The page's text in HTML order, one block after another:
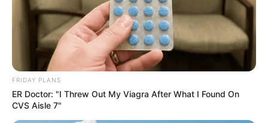
FRIDAY PLANS
ER Doctor: "I Threw Out My Viagra After What I Found On
CVS Aisle 7"